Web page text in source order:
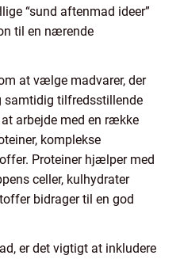
“sund aftenmad ideer”
til en nærende
at vælge madvarer, der
tilfredsstillende
arbejde med en række
komplekse
Proteiner hjælper med
celler, kulhydrater
bidrager til en god
er det vigtigt at inkludere